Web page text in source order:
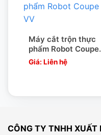
Hình ảnh máy và phụ
Máy cắt trộn thực
phẩm Robot Coupe
R5 VV
Giá: Liên hệ
CÔNG TY TNHH